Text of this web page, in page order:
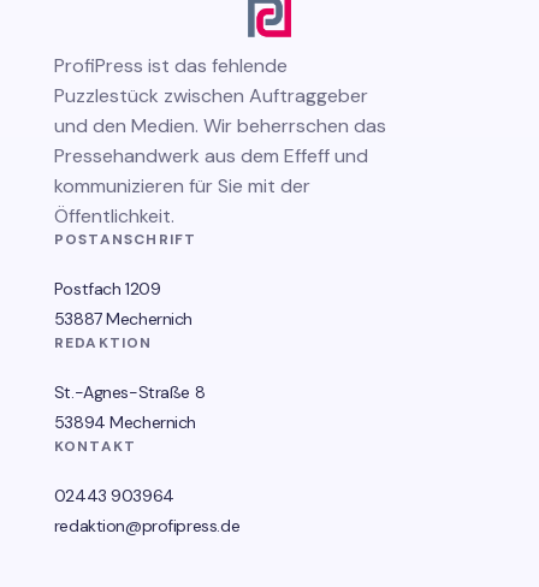
ProfiPress ist das fehlende
Puzzlestück zwischen Auftraggeber
und den Medien. Wir beherrschen das
Pressehandwerk aus dem Effeff und
kommunizieren für Sie mit der
Öffentlichkeit.
POSTANSCHRIFT
Postfach 1209
53887 Mechernich
REDAKTION
St.-Agnes-Straße 8
53894 Mechernich
KONTAKT
02443 903964
redaktion@profipress.de